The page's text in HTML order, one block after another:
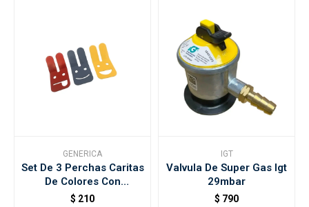
GENERICA
Set De 3 Perchas Caritas
De Colores Con
Fijaciones Ducasse
$ 210
IGT
Valvula De Super Gas Igt
29mbar
$ 790